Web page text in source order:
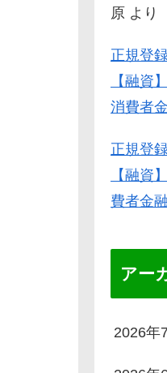
原 より
正規登
【融資
消費者
正規登
【融資
費者金融
アー
2026年